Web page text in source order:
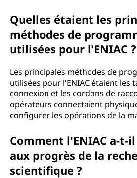
Quelles étaient les
méthodes de
utilisées pour l'ENIAC ?
Les principales méthodes de
utilisées pour l'ENIAC étaient les
connexion et les cordons de
opérateurs connectaient
configurer les opérations de la
Comment l'ENIAC a-t-
aux progrès de la
scientifique ?